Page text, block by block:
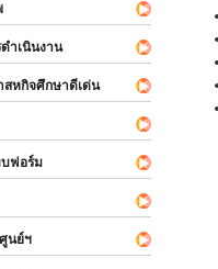
ำเนินงาน
หกิจศึกษาดีเด่น
ฟอร์ม
นย์ฯ